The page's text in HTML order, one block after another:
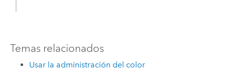
Temas relacionados
Usar la administración del color